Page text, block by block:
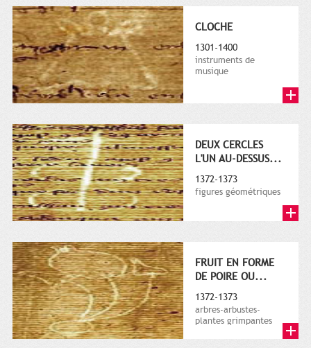
CLOCHE
1301-1400
instruments de
musique
DEUX CERCLES
L'UN AU-DESSUS...
1372-1373
figures géométriques
FRUIT EN FORME
DE POIRE OU...
1372-1373
arbres-arbustes-
plantes grimpantes